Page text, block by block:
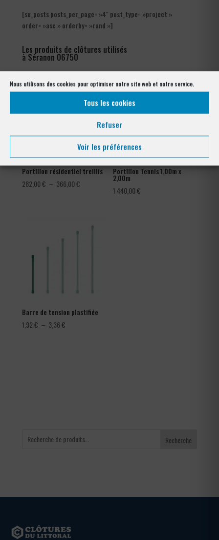
Nous utilisons des cookies pour optimiser notre site web et notre service.
Tous les cookies
Refuser
Voir les préférences
[su_posts posts_per_page= »4″ post_type= »project »
order= »asc » orderby= »rand »]
Les produits de clôtures utilisés
à Séranon 06750
Portillon résidentiel treillis
282,00€ – 366,00€Plage
Portillon Tennis 1,00m x
2,00m
1 440,00€
Barre de tension plastifiée
1,92€ – 3,36€Plage
Recherche